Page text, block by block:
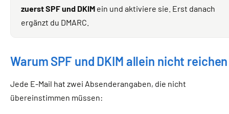
zuerst SPF und DKIM ein und aktiviere sie. Erst danach
ergänzt du DMARC.
Warum SPF und DKIM allein nicht reichen
Jede E-Mail hat zwei Absenderangaben, die nicht
übereinstimmen müssen: